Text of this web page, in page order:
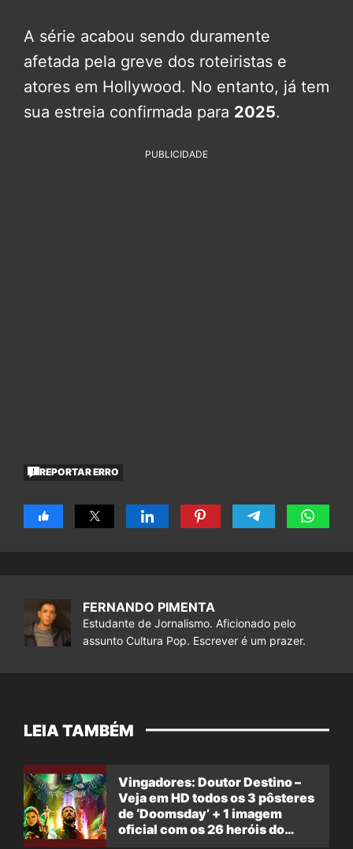
A série acabou sendo duramente
afetada pela greve dos roteiristas e
atores em Hollywood. No entanto, já tem
sua estreia confirmada para 2025.
PUBLICIDADE
REPORTAR ERRO
FERNANDO PIMENTA
Estudante de Jornalismo. Aficionado pelo
assunto Cultura Pop. Escrever é um prazer.
LEIA TAMBÉM
Vingadores: Doutor Destino –
Veja em HD todos os 3 pôsteres
de ‘Doomsday’ + 1 imagem
oficial com os 26 heróis do